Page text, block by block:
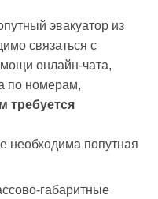
эвакуатор из
связаться с
онлайн-чата,
по номерам,
требуется
необходима попутная
габаритные